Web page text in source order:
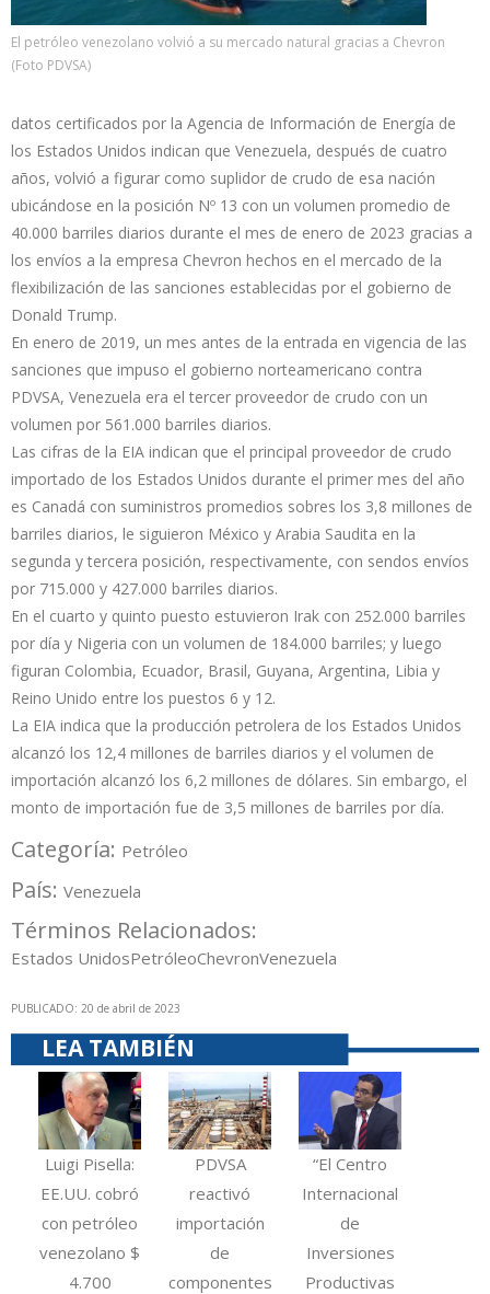
El petróleo venezolano volvió a su mercado natural gracias a Chevron
(Foto PDVSA)
datos certificados por la Agencia de Información de Energía de
los Estados Unidos indican que Venezuela, después de cuatro
años, volvió a figurar como suplidor de crudo de esa nación
ubicándose en la posición Nº 13 con un volumen promedio de
40.000 barriles diarios durante el mes de enero de 2023 gracias a
los envíos a la empresa Chevron hechos en el mercado de la
flexibilización de las sanciones establecidas por el gobierno de
Donald Trump.
En enero de 2019, un mes antes de la entrada en vigencia de las
sanciones que impuso el gobierno norteamericano contra
PDVSA, Venezuela era el tercer proveedor de crudo con un
volumen por 561.000 barriles diarios.
Las cifras de la EIA indican que el principal proveedor de crudo
importado de los Estados Unidos durante el primer mes del año
es Canadá con suministros promedios sobres los 3,8 millones de
barriles diarios, le siguieron México y Arabia Saudita en la
segunda y tercera posición, respectivamente, con sendos envíos
por 715.000 y 427.000 barriles diarios.
En el cuarto y quinto puesto estuvieron Irak con 252.000 barriles
por día y Nigeria con un volumen de 184.000 barriles; y luego
figuran Colombia, Ecuador, Brasil, Guyana, Argentina, Libia y
Reino Unido entre los puestos 6 y 12.
La EIA indica que la producción petrolera de los Estados Unidos
alcanzó los 12,4 millones de barriles diarios y el volumen de
importación alcanzó los 6,2 millones de dólares. Sin embargo, el
monto de importación fue de 3,5 millones de barriles por día.
Categoría: Petróleo
País: Venezuela
Términos Relacionados:
Estados UnidosPetróleoChevronVenezuela
PUBLICADO: 20 de abril de 2023
LEA TAMBIÉN
Luigi Pisella:
EE.UU. cobró
con petróleo
venezolano $
4.700
PDVSA
reactivó
importación
de
componentes
“El Centro
Internacional
de
Inversiones
Productivas